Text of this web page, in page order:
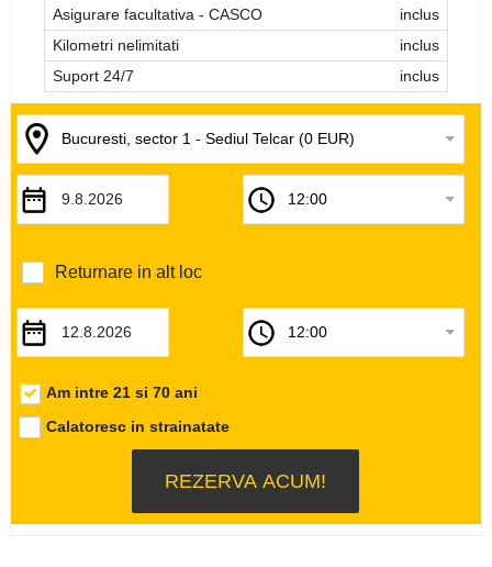
Asigurare facultativa - CASCO
inclus
Kilometri nelimitati
inclus
Suport 24/7
inclus
Returnare in alt loc
Am intre 21 si 70 ani
Calatoresc in strainatate